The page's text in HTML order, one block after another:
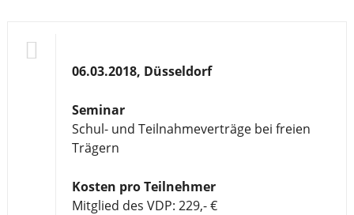
06.03.2018, Düsseldorf
Seminar
Schul- und Teilnahmeverträge bei freien
Trägern
Kosten pro Teilnehmer
Mitglied des VDP: 229,- €